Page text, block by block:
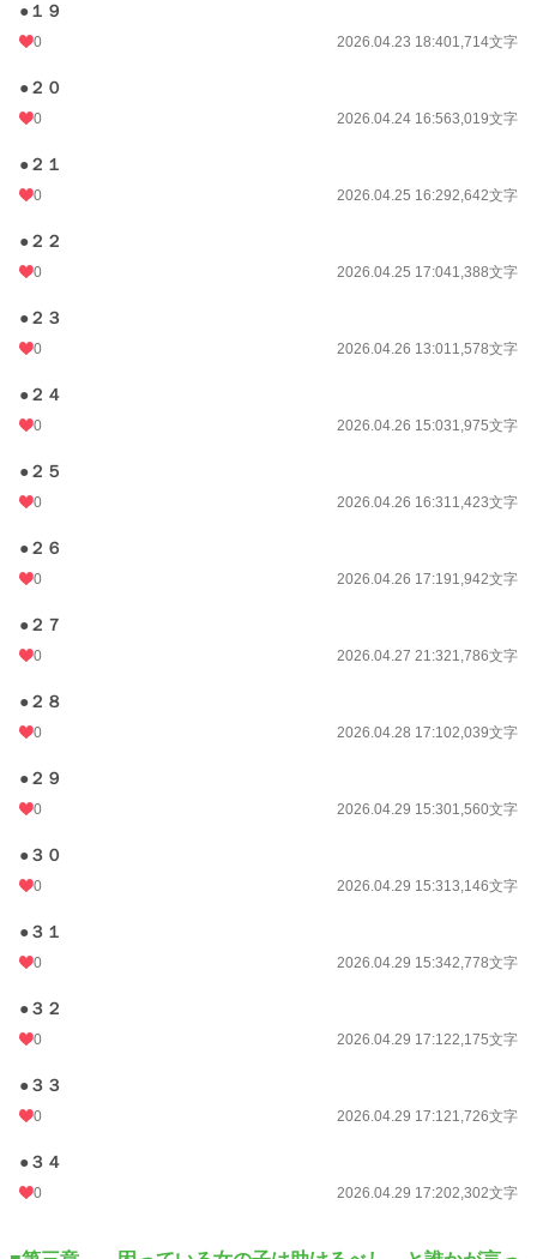
●１９
0 2026.04.23 18:401,714文字
●２０
0 2026.04.24 16:563,019文字
●２１
0 2026.04.25 16:292,642文字
●２２
0 2026.04.25 17:041,388文字
●２３
0 2026.04.26 13:011,578文字
●２４
0 2026.04.26 15:031,975文字
●２５
0 2026.04.26 16:311,423文字
●２６
0 2026.04.26 17:191,942文字
●２７
0 2026.04.27 21:321,786文字
●２８
0 2026.04.28 17:102,039文字
●２９
0 2026.04.29 15:301,560文字
●３０
0 2026.04.29 15:313,146文字
●３１
0 2026.04.29 15:342,778文字
●３２
0 2026.04.29 17:122,175文字
●３３
0 2026.04.29 17:121,726文字
●３４
0 2026.04.29 17:202,302文字